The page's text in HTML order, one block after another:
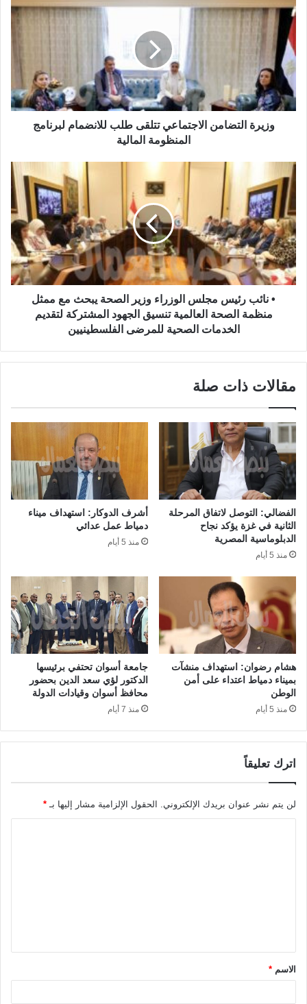
وزيرة التضامن الاجتماعي تتلقى طلب للانضمام لبرنامج
المنظومة المالية
• نائب رئيس مجلس الوزراء وزير الصحة يبحث مع ممثل
منظمة الصحة العالمية تنسيق الجهود المشتركة لتقديم
الخدمات الصحية للمرضى الفلسطينيين
مقالات ذات صلة
الفضالي: التوصل لاتفاق المرحلة
الثانية في غزة يؤكد نجاح
الدبلوماسية المصرية
منذ 5 أيام
أشرف الدوكار: استهداف ميناء
دمياط عمل عدائي
منذ 5 أيام
هشام رضوان: استهداف منشآت
بميناء دمياط اعتداء على أمن
الوطن
منذ 5 أيام
جامعة أسوان تحتفي برئيسها
الدكتور لؤي سعد الدين بحضور
محافظ أسوان وقيادات الدولة
منذ 7 أيام
اترك تعليقاً
لن يتم نشر عنوان بريدك الإلكتروني. الحقول الإلزامية مشار إليها بـ *
ق
*الاسم *